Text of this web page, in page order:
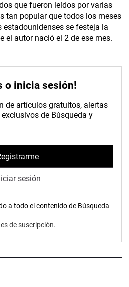
que fueron leídos por varias
tan popular que todos los meses
estadounidenses se festeja la
el autor nació el 2 de ese mes.
o inicia sesión!
de artículos gratuitos, alertas
de Búsqueda y
sesión
a todo el contenido de Búsqueda
de suscripción.